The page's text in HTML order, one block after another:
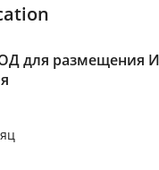
для размещения